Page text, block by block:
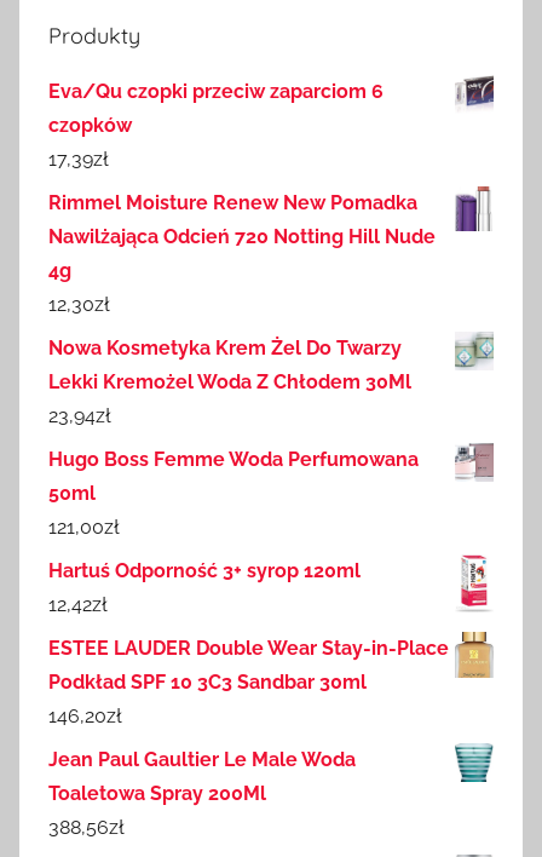
Produkty
Eva/Qu czopki przeciw zaparciom 6
czopków
17,39zł
Rimmel Moisture Renew New Pomadka
Nawilżająca Odcień 720 Notting Hill Nude
4g
12,30zł
Nowa Kosmetyka Krem Żel Do Twarzy
Lekki Kremożel Woda Z Chłodem 30Ml
23,94zł
Hugo Boss Femme Woda Perfumowana
50ml
121,00zł
Hartuś Odporność 3+ syrop 120ml
12,42zł
ESTEE LAUDER Double Wear Stay-in-Place
Podkład SPF 10 3C3 Sandbar 30ml
146,20zł
Jean Paul Gaultier Le Male Woda
Toaletowa Spray 200Ml
388,56zł